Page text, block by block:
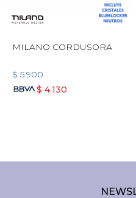
MILANO CORDUSORA
$ 5.900
$ 4.130